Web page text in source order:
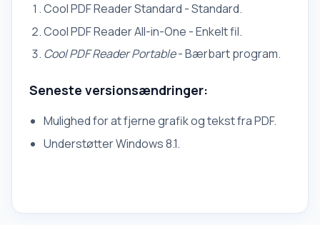
Cool PDF Reader Standard - Standard.
Cool PDF Reader All-in-One - Enkelt fil.
Cool PDF Reader Portable- Bærbart program.
Seneste versionsændringer:
Mulighed for at fjerne grafik og tekst fra PDF.
Understøtter Windows 8.1.